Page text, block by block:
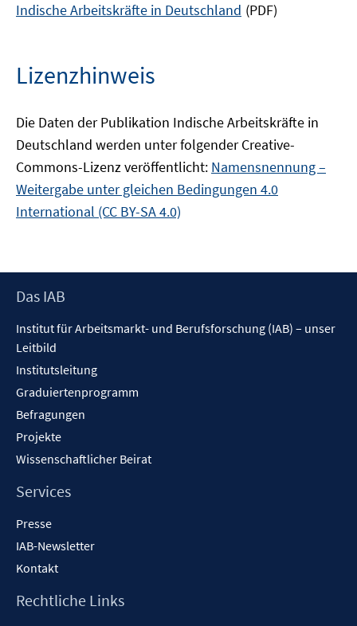
Indische Arbeitskräfte in Deutschland (PDF)
Lizenzhinweis
Die Daten der Publikation Indische Arbeitskräfte in
Deutschland werden unter folgender Creative-
Commons-Lizenz veröffentlicht: Namensnennung –
Weitergabe unter gleichen Bedingungen 4.0
International (CC BY-SA 4.0)
Footer
Das IAB
Institut für Arbeitsmarkt- und Berufsforschung (IAB) – unser
Leitbild
Institutsleitung
Graduiertenprogramm
Befragungen
Projekte
Wissenschaftlicher Beirat
Services
Presse
IAB-Newsletter
Kontakt
Rechtliche Links